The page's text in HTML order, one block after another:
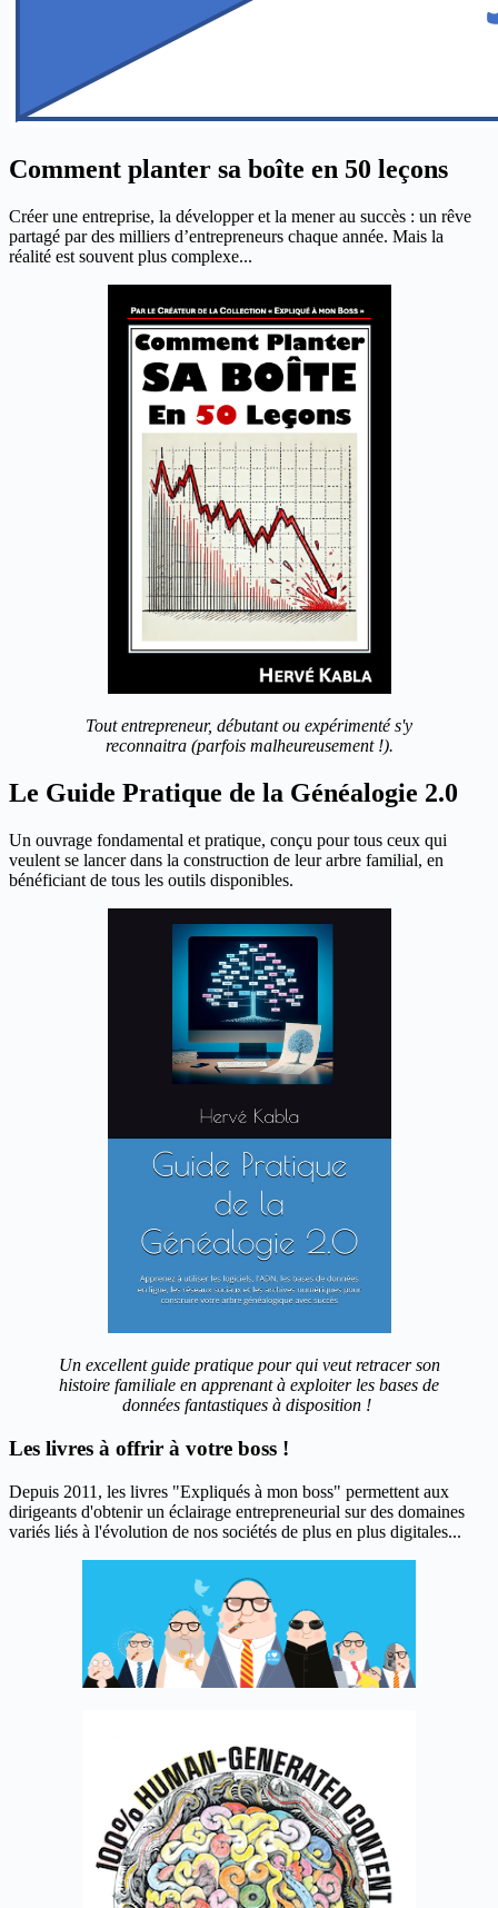
Comment planter sa boîte en 50 leçons
Créer une entreprise, la développer et la mener au succès : un rêve
partagé par des milliers d’entrepreneurs chaque année. Mais la
réalité est souvent plus complexe...
Tout entrepreneur, débutant ou expérimenté s'y
reconnaitra (parfois malheureusement !).
Le Guide Pratique de la Généalogie 2.0
Un ouvrage fondamental et pratique, conçu pour tous ceux qui
veulent se lancer dans la construction de leur arbre familial, en
bénéficiant de tous les outils disponibles.
Un excellent guide pratique pour qui veut retracer son
histoire familiale en apprenant à exploiter les bases de
données fantastiques à disposition !
Les livres à offrir à votre boss !
Depuis 2011, les livres "Expliqués à mon boss" permettent aux
dirigeants d'obtenir un éclairage entrepreneurial sur des domaines
variés liés à l'évolution de nos sociétés de plus en plus digitales...